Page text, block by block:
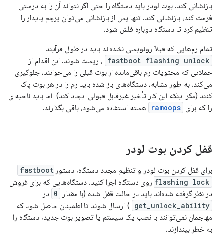
بازنشانی کند. بوت لودر باید دستگاه را حتی اگر نتواند آن را به درستی
فرمت کند، بازنشانی کند. تنها پس از بازنشانی می‌توان پرچم پایدار را
تنظیم کرد تا دستگاه دوباره فلش شود.
تمام رم‌هایی که قبلاً رونویسی نشده‌اند باید در طول فرآیند
fastboot flashing unlock ، ریست شوند. این اقدام از
حملاتی که محتویات رم باقی‌مانده از بوت قبلی را می‌خوانند، جلوگیری
می‌کند. به طور مشابه، دستگاه‌های باز شده باید رم را در هر بوت پاک
کنند (مگر اینکه این کار تأخیر غیرقابل قبولی ایجاد کند)، اما باید ناحیه‌ای
را که برای ramoops هسته استفاده می‌شود، باقی بگذارند.
قفل کردن بوت لودر
برای قفل کردن بوت لودر و تنظیم مجدد دستگاه، دستور fastboot
flashing lock روی دستگاه اجرا کنید. دستگاه‌هایی که برای فروش
در نظر گرفته شده‌اند باید در حالت قفل شده (با مقدار
0 در
get_unlock_ability ) ارسال شوند تا اطمینان حاصل شود که
مهاجمان نمی‌توانند با نصب یک سیستم یا تصویر بوت جدید، دستگاه را
به خطر بیندازند.